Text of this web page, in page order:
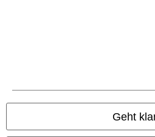
Geht
© 1986-2026 E.M.P. Merchandising